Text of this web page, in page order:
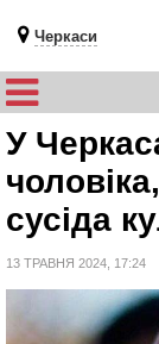
Черкаси
У
сусіда
13 ТРАВНЯ 2024, 17:24